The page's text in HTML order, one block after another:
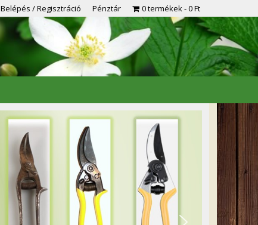
Belépés / Regisztráció Pénztár 0 termékek 0 Ft